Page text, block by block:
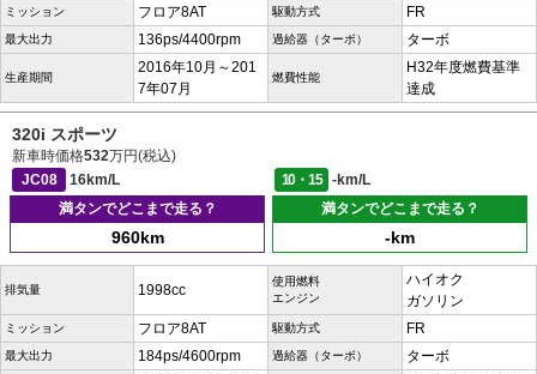
ミッション フロア8AT 駆動方式 FR
最大出力 136ps/4400rpm 過給器（ターボ） ターボ
生産期間
2016年10月～201
7年07月
燃費性能
H32年度燃費基準
達成
320i スポーツ
新車時価格532万円(税込)
JC08
16km/L 10・15
-km/L
満タンでどこまで走る？
960km
満タンでどこまで走る？
-km
排気量 1998cc
使用燃料
エンジン
ハイオク
ガソリン
ミッション フロア8AT 駆動方式 FR
最大出力 184ps/4600rpm 過給器（ターボ） ターボ